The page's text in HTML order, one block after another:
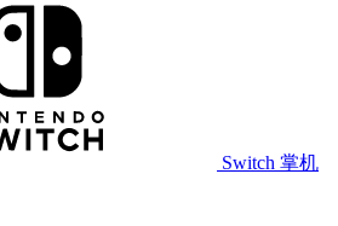
Switch 掌机